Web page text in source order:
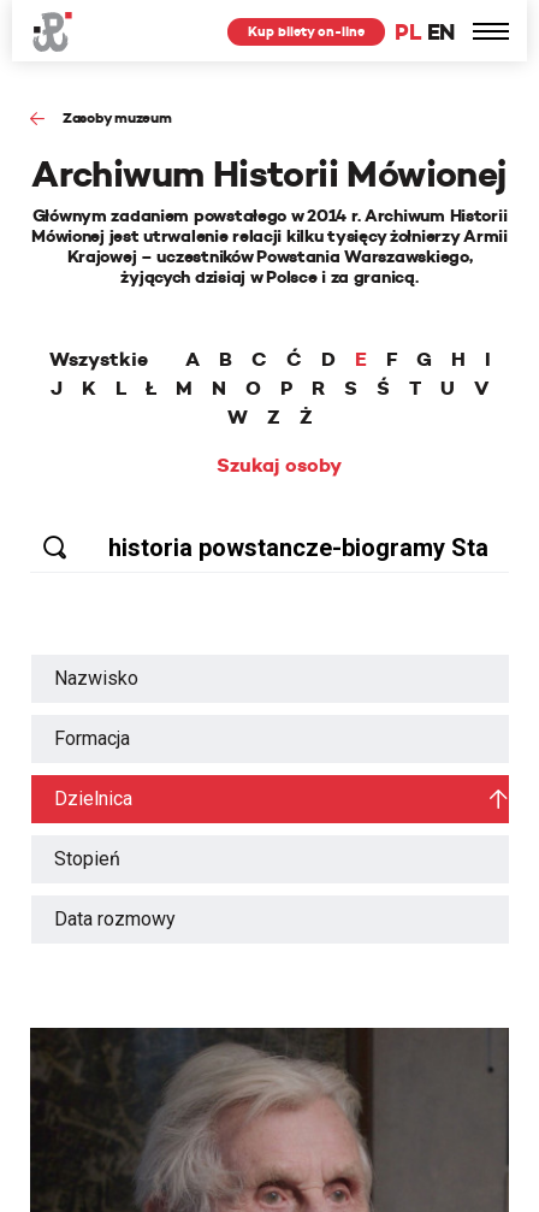
PL EN
Kup bilety on-line
Zasoby muzeum
Archiwum Historii Mówionej
Głównym zadaniem powstałego w 2014 r. Archiwum Historii
Mówionej jest utrwalenie relacji kilku tysięcy żołnierzy Armii
Krajowej – uczestników Powstania Warszawskiego,
żyjących dzisiaj w Polsce i za granicą.
Wszystkie A B C Ć D E F G H
I
J
K L Ł M N O P R S Ś T U
V
W
Z
Ż
Szukaj osoby
Nazwisko
Formacja
Dzielnica
Stopień
Data rozmowy